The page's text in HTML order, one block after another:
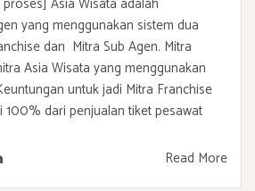
yang menggunakan sistem dua
dan Mitra Sub Agen. Mitra
Asia Wisata yang menggunakan
untuk jadi Mitra Franchise
100% dari penjualan tiket pesawat
Read More